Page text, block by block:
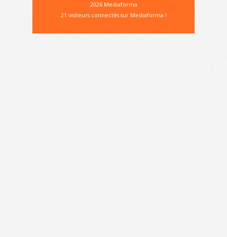
2026 Mediaforma
21 visiteurs connectés sur Mediaforma !